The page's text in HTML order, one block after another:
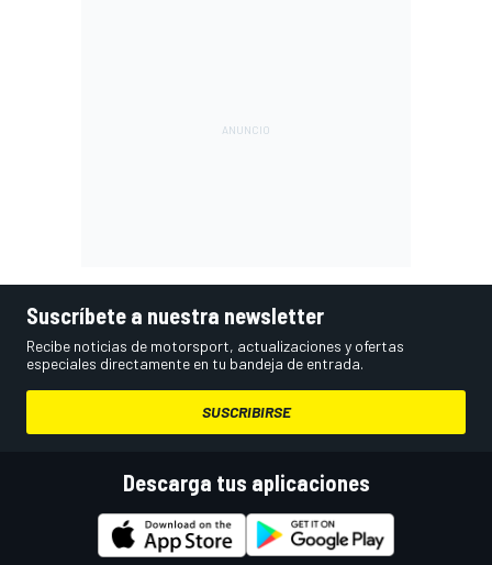
Suscríbete a nuestra newsletter
Recibe noticias de motorsport, actualizaciones y ofertas
especiales directamente en tu bandeja de entrada.
SUSCRIBIRSE
Descarga tus aplicaciones